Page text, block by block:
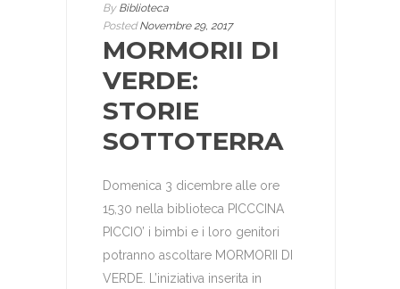
ByBiblioteca
PostedNovembre 29, 2017
MORMORII DI
VERDE:
STORIE
SOTTOTERRA
Domenica 3 dicembre alle ore
15,30 nella biblioteca PICCCINA
PICCIO’ i bimbi e i loro genitori
potranno ascoltare MORMORII DI
VERDE. L’iniziativa inserita in